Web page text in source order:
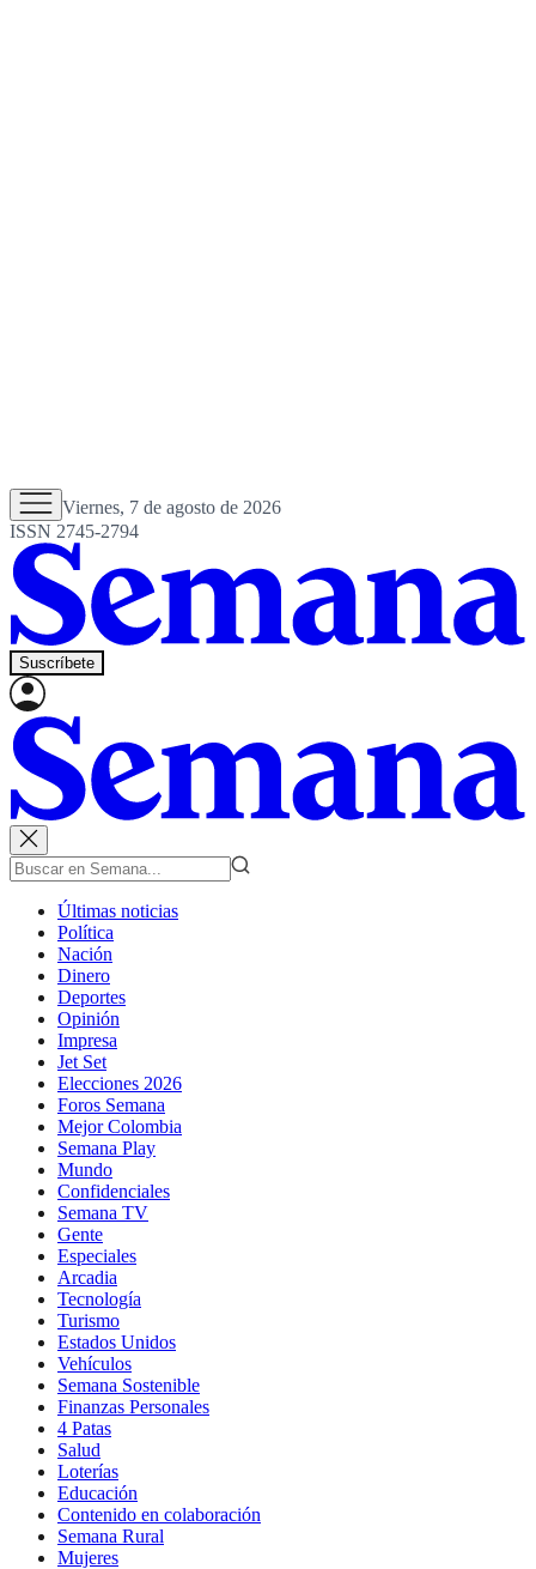
Viernes, 7 de agosto de 2026
ISSN 2745-2794
Suscríbete
Últimas noticias
Política
Nación
Dinero
Deportes
Opinión
Impresa
Jet Set
Elecciones 2026
Foros Semana
Mejor Colombia
Semana Play
Mundo
Confidenciales
Semana TV
Gente
Especiales
Arcadia
Tecnología
Turismo
Estados Unidos
Vehículos
Semana Sostenible
Finanzas Personales
4 Patas
Salud
Loterías
Educación
Contenido en colaboración
Semana Rural
Mujeres